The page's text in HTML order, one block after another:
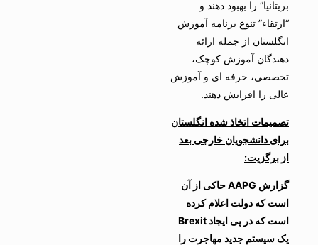
بریتانیا” را بهبود دهند و
“ارتقاء” تنوع برنامه آموزش
انگلستان از جمله ارائه
دهندگان آموزش کوچک،
تخصصی، حرفه ای و آموزش
عالی را افزایش دهند.
تصمیمات اتخاذ شده انگلستان
برای دانشجویان خارجی بعد
از برگزیت:
گزارش AAPGحاکی از آن
است که دولت اعلام کرده
است که در پی ایجادBrexit
یک سیستم جدید مهاجرت را